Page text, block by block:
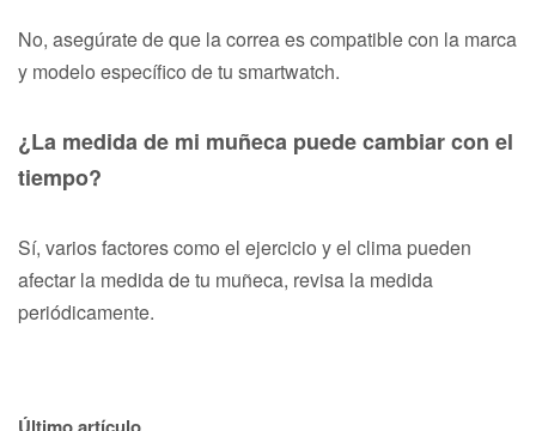
No, asegúrate de que la correa es compatible con la marca
y modelo específico de tu smartwatch.
¿La medida de mi muñeca puede cambiar con el
tiempo?
Sí, varios factores como el ejercicio y el clima pueden
afectar la medida de tu muñeca, revisa la medida
periódicamente.
Último artículo